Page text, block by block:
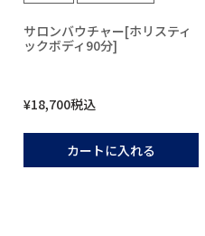
サロンバウチャー[ホリスティ
ックボディ90分]
¥18,700税込
カートに入れる